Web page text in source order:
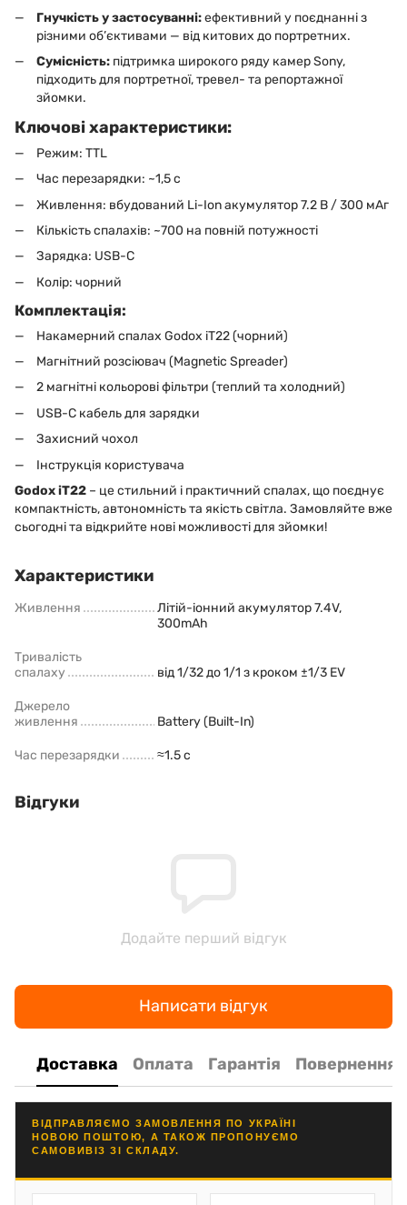
Гнучкість у застосуванні:ефективний у поєднанні з
різними об’єктивами — від китових до портретних.
Сумісність: підтримка широкого ряду камер Sony,
підходить для портретної, тревел- та репортажної
зйомки.
Ключові характеристики:
Режим: TTL
Час перезарядки: ~1,5 с
Живлення: вбудований Li-Ion акумулятор 7.2 В / 300 мАг
Кількість спалахів: ~700 на повній потужності
Зарядка: USB-C
Колір: чорний
Комплектація:
Накамерний спалах Godox iT22 (чорний)
Магнітний розсіювач (Magnetic Spreader)
2 магнітні кольорові фільтри (теплий та холодний)
USB-C кабель для зарядки
Захисний чохол
Інструкція користувача
Godox iT22 – це стильний і практичний спалах, що поєднує
компактність, автономність та якість світла. Замовляйте вже
сьогодні та відкрийте нові можливості для зйомки!
Характеристики
Живлення
Літій-іонний акумулятор 7.4V,
300mAh
Тривалість
спалаху
від 1/32 до 1/1 з кроком ±1/3 EV
Джерело
живлення
Battery (Built-In)
Час перезарядки ≈1.5 с
Відгуки
Додайте перший відгук
Написати відгук
Доставка Оплата Гарантія Повернення
ВІДПРАВЛЯЄМО ЗАМОВЛЕННЯ ПО УКРАЇНІ
НОВОЮ ПОШТОЮ, А ТАКОЖ ПРОПОНУЄМО
САМОВИВІЗ ЗІ СКЛАДУ.